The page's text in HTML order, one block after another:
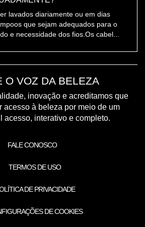
lavados diariamente ou em dias
que sejam adequados para o
e necessidade dos fios.Os cabel...
O VOZ DA BELEZA
inovação e acreditamos que
acesso à beleza por meio de um
acesso, interativo e completo.
FALE CONOSCO
TERMOS DE USO
DE PRIVACIDADE
DE COOKIES